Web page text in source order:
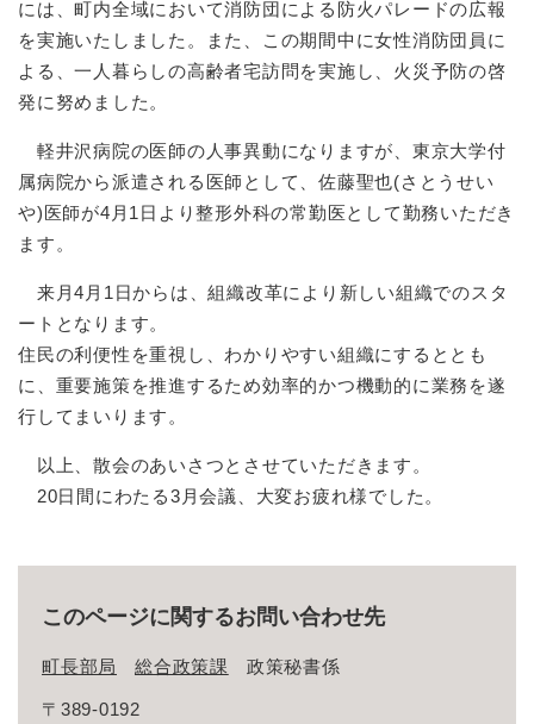
には、町内全域において消防団による防火パレードの広報
を実施いたしました。また、この期間中に女性消防団員に
よる、一人暮らしの高齢者宅訪問を実施し、火災予防の啓
発に努めました。
軽井沢病院の医師の人事異動になりますが、東京大学付
属病院から派遣される医師として、佐藤聖也(さとうせい
や)医師が4月1日より整形外科の常勤医として勤務いただき
ます。
来月4月1日からは、組織改革により新しい組織でのスタ
ートとなります。
住民の利便性を重視し、わかりやすい組織にするととも
に、重要施策を推進するため効率的かつ機動的に業務を遂
行してまいります。
以上、散会のあいさつとさせていただきます。
20日間にわたる3月会議、大変お疲れ様でした。
このページに関するお問い合わせ先
町長部局 総合政策課 政策秘書係
〒389-0192